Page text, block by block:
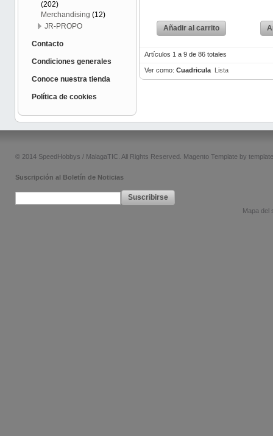
Añadir al carrito
Artículos 1 a 9 de 86 totales
Ver como: Cuadricula Lista
(202)
Merchandising (12)
JR-PROPO
Contacto
Condiciones generales
Conoce nuestra tienda
Política de cookies
© 2014 SpeedHobbys / MalagaTIC. All Rights Reserved. Magento Template by
Suscripción al Boletín de Noticias
Suscribirse
Mapa del